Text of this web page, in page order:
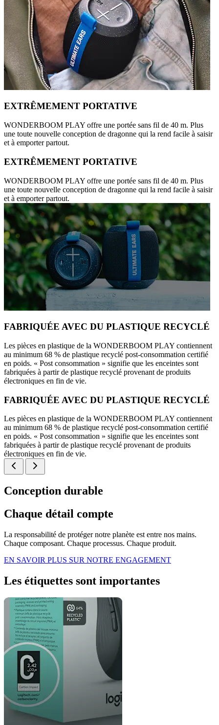
EXTRÊMEMENT PORTATIVE
WONDERBOOM PLAY offre une portée sans fil de 40 m. Plus
une toute nouvelle conception de dragonne qui la rend facile à saisir
et à emporter partout.
EXTRÊMEMENT PORTATIVE
WONDERBOOM PLAY offre une portée sans fil de 40 m. Plus
une toute nouvelle conception de dragonne qui la rend facile à saisir
et à emporter partout.
FABRIQUÉE AVEC DU PLASTIQUE RECYCLÉ
Les pièces en plastique de la WONDERBOOM PLAY contiennent
au minimum 68 % de plastique recyclé post-consommation certifié
en poids. « Post consommation » signifie que les enceintes sont
fabriquées à partir de plastique recyclé provenant de produits
électroniques en fin de vie.
FABRIQUÉE AVEC DU PLASTIQUE RECYCLÉ
Les pièces en plastique de la WONDERBOOM PLAY contiennent
au minimum 68 % de plastique recyclé post-consommation certifié
en poids. « Post consommation » signifie que les enceintes sont
fabriquées à partir de plastique recyclé provenant de produits
électroniques en fin de vie.
Conception durable
Chaque détail compte
La responsabilité de protéger notre planète est entre nos mains.
Chaque composant. Chaque processus. Chaque produit.
EN SAVOIR PLUS SUR NOTRE ENGAGEMENT
Les étiquettes sont importantes